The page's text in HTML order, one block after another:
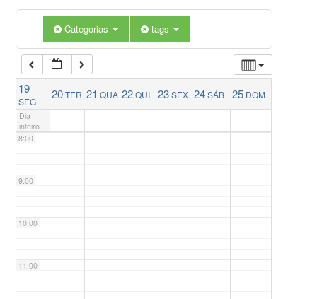
Categorias tags
19
SEG
20TER 21 QUA 22QUI 23SEX 24SÁB 25 DOM
Dia
inteiro
5:00
6:00
7:00
8:00
9:00
10:00
11:00